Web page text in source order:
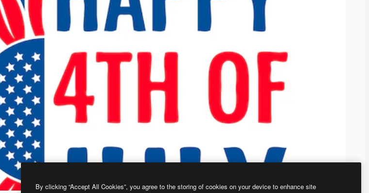
By clicking “Accept All Cookies”, you agree to the storing of cookies on your device to enhance site